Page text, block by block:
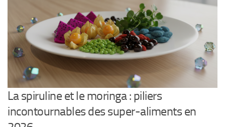
La spiruline et le moringa : piliers
incontournables des super-aliments en